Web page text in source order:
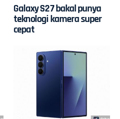
Galaxy S27 bakal punya
teknologi kamera super
cepat